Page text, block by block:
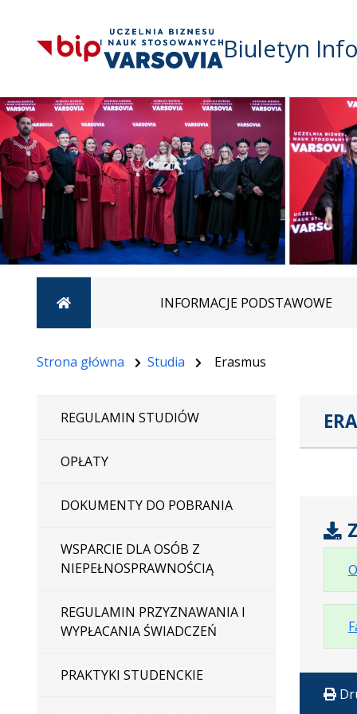
Biuletyn
Strona główna INFORMACJE PODSTAWOWE
Strona główna Studia Erasmus
REGULAMIN STUDIÓW
OPŁATY
DOKUMENTY DO POBRANIA
WSPARCIE DLA OSÓB Z
NIEPEŁNOSPRAWNOŚCIĄ
REGULAMIN PRZYZNAWANIA I
WYPŁACANIA ŚWIADCZEŃ
PRAKTYKI STUDENCKIE